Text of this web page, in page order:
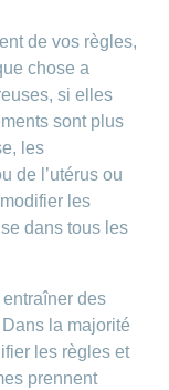
de vos règles,
chose a
si elles
sont plus
les
de l’utérus ou
les
dans tous les
des
la majorité
les règles et
prennent